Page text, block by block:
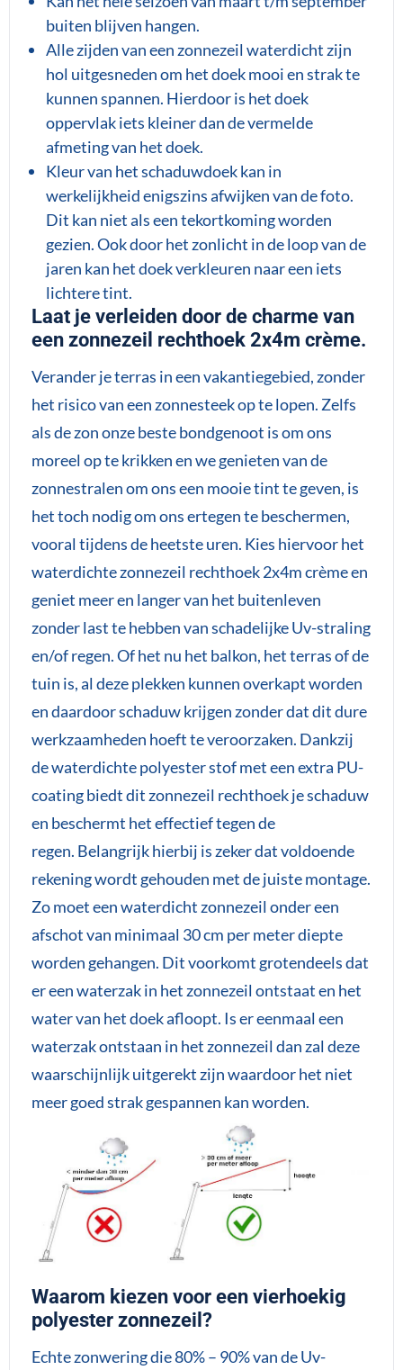
buiten blijven hangen.
Alle zijden van een zonnezeil waterdicht zijn
hol uitgesneden om het doek mooi en strak te
kunnen spannen. Hierdoor is het doek
oppervlak iets kleiner dan de vermelde
afmeting van het doek.
Kleur van het schaduwdoek kan in
werkelijkheid enigszins afwijken van de foto.
Dit kan niet als een tekortkoming worden
gezien. Ook door het zonlicht in de loop van de
jaren kan het doek verkleuren naar een iets
lichtere tint.
Laat je verleiden door de charme van
een zonnezeil rechthoek 2x4m crème.
Verander je terras in een vakantiegebied, zonder
het risico van een zonnesteek op te lopen. Zelfs
als de zon onze beste bondgenoot is om ons
moreel op te krikken en we genieten van de
zonnestralen om ons een mooie tint te geven, is
het toch nodig om ons ertegen te beschermen,
vooral tijdens de heetste uren. Kies hiervoor het
waterdichte zonnezeil rechthoek 2x4m crème en
geniet meer en langer van het buitenleven
zonder last te hebben van schadelijke Uv-straling
en/of regen. Of het nu het balkon, het terras of de
tuin is, al deze plekken kunnen overkapt worden
en daardoor schaduw krijgen zonder dat dit dure
werkzaamheden hoeft te veroorzaken. Dankzij
de waterdichte polyester stof met een extra PU-
coating biedt dit zonnezeil rechthoek je schaduw
en beschermt het effectief tegen de
regen. Belangrijk hierbij is zeker dat voldoende
rekening wordt gehouden met de juiste montage.
Zo moet een waterdicht zonnezeil onder een
afschot van minimaal 30 cm per meter diepte
worden gehangen. Dit voorkomt grotendeels dat
er een waterzak in het zonnezeil ontstaat en het
water van het doek afloopt. Is er eenmaal een
waterzak ontstaan in het zonnezeil dan zal deze
waarschijnlijk uitgerekt zijn waardoor het niet
meer goed strak gespannen kan worden.
Waarom kiezen voor een vierhoekig
polyester zonnezeil?
Echte zonwering die 80% – 90% van de Uv-